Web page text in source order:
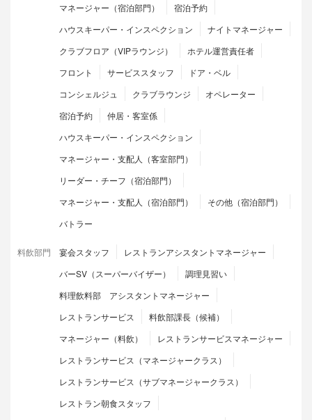
マネージャー（宿泊部門）
宿泊予約
ハウスキーパー・インスペクション
ナイトマネージャー
クラブフロア（VIPラウンジ）
ホテル運営責任者
フロント
サービススタッフ
ドア・ベル
コンシェルジュ
クラブラウンジ
オペレーター
宿泊予約
仲居・客室係
ハウスキーパー・インスペクション
マネージャー・支配人（客室部門）
リーダー・チーフ（宿泊部門）
マネージャー・支配人（宿泊部門）
その他（宿泊部門）
バトラー
料飲部門 宴会スタッフ
レストランアシスタントマネージャー
バーSV（スーパーバイザー）
調理見習い
料理飲料部 アシスタントマネージャー
レストランサービス
料飲部課長（候補）
マネージャー（料飲）
レストランサービスマネージャー
レストランサービス（マネージャークラス）
レストランサービス（サブマネージャークラス）
レストラン朝食スタッフ